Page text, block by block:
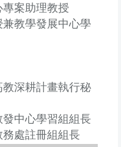
案助理教授
教學發展中心學
深耕計畫執行秘
中心學習組組長
處註冊組組長